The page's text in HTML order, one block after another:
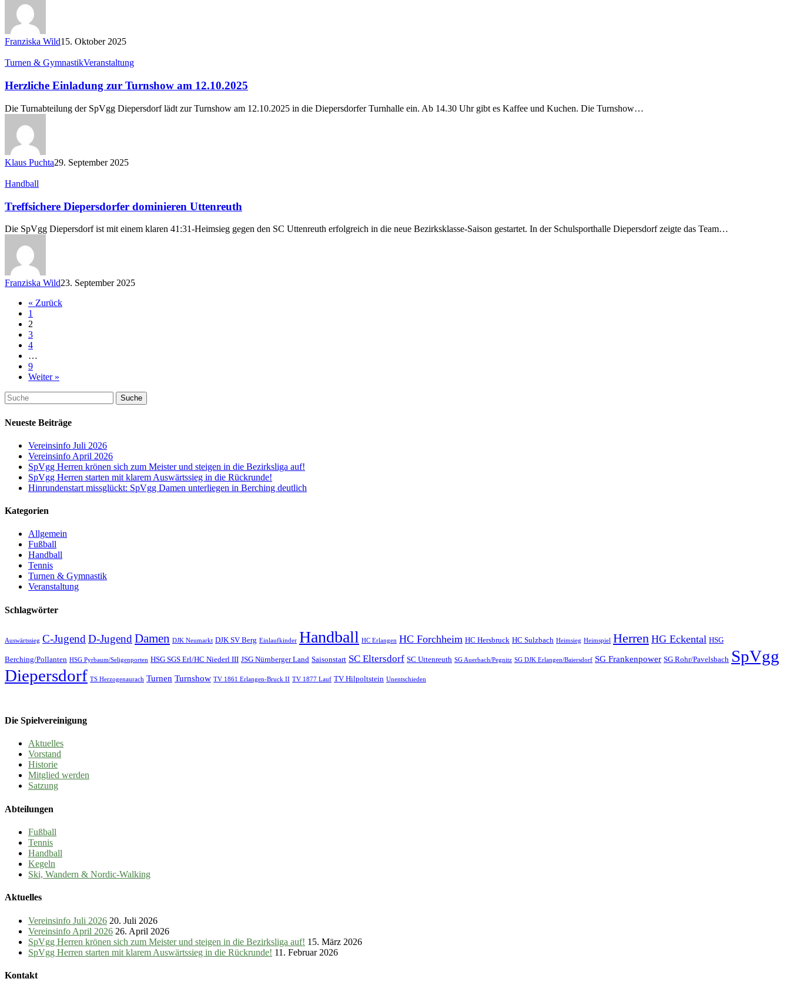
Franziska Wild15. Oktober 2025
Herzliche
zur
Turnshow
am
12.10.2025
Turnen & GymnastikVeranstaltung
Herzliche Einladung zur Turnshow am 12.10.2025
Die Turnabteilung der SpVgg Diepersdorf lädt zur Turnshow am 12.10.2025 in die Diepersdorfer Turnhalle ein. Ab 14.30 Uhr gibt es Kaffee und Kuchen. Die Turnshow…
Klaus Puchta29. September 2025
Treffsichere
dominieren
Uttenreuth
Handball
Treffsichere Diepersdorfer dominieren Uttenreuth
Die SpVgg Diepersdorf ist mit einem klaren 41:31-Heimsieg gegen den SC Uttenreuth erfolgreich in die neue Bezirksklasse-Saison gestartet. In der Schulsporthalle Diepersdorf zeigte das Team…
Franziska Wild23. September 2025
« Zurück
1
2
3
4
…
9
Weiter »
Suche
Neueste Beiträge
Vereinsinfo Juli 2026
Vereinsinfo April 2026
SpVgg Herren krönen sich zum Meister und steigen in die Bezirksliga auf!
SpVgg Herren starten mit klarem Auswärtssieg in die Rückrunde!
Hinrundenstart missglückt: SpVgg Damen unterliegen in Berching deutlich
Kategorien
Allgemein
Fußball
Handball
Tennis
Turnen & Gymnastik
Veranstaltung
Schlagwörter
Auswärtssieg C-Jugend D-Jugend Damen DJK Neumarkt DJK SV Berg Einlaufkinder Handball HC Erlangen HC Forchheim HC Hersbruck HC Sulzbach Heimsieg Heimspiel Herren HG Eckental HSG
Berching/Pollanten HSG Pyrbaum/Seligenporten HSG SGS Erl/HC Niederl III JSG Nürnberger Land Saisonstart SC Eltersdorf SC Uttenreuth SG Auerbach/Pegnitz SG DJK Erlangen/Baiersdorf SG Frankenpower SG Rohr/Pavelsbach SpVgg
Diepersdorf TS Herzogenaurach Turnen Turnshow TV 1861 Erlangen-Bruck II TV 1877 Lauf TV Hilpoltstein Unentschieden
Die Spielvereinigung
Aktuelles
Vorstand
Historie
Mitglied werden
Satzung
Abteilungen
Fußball
Tennis
Handball
Kegeln
Ski, Wandern & Nordic-Walking
Aktuelles
Vereinsinfo Juli 2026 20. Juli 2026
Vereinsinfo April 2026 26. April 2026
SpVgg Herren krönen sich zum Meister und steigen in die Bezirksliga auf! 15. März 2026
SpVgg Herren starten mit klarem Auswärtssieg in die Rückrunde! 11. Februar 2026
Kontakt